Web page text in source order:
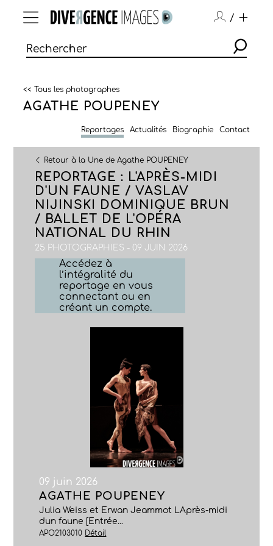
/
<< Tous les photographes
AGATHE POUPENEY
Reportages Actualités Biographie Contact
Retour à la Une de Agathe POUPENEY
REPORTAGE : L'APRÈS-MIDI
D'UN FAUNE / VASLAV
NIJINSKI DOMINIQUE BRUN
/ BALLET DE L'OPÉRA
NATIONAL DU RHIN
25 PHOTOGRAPHIES - 09 JUIN 2026
Accédez à
l’intégralité du
reportage en vous
connectant ou en
créant un compte.
09 juin 2026
AGATHE POUPENEY
Julia Weiss et Erwan Jeammot LAprès-midi
dun faune [Entrée...
APO2103010 Détail